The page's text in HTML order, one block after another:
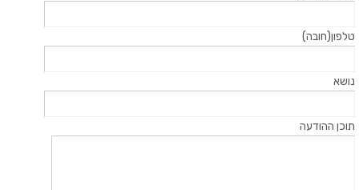
טלפון(חובה)
נושא
תוכן ההודעה